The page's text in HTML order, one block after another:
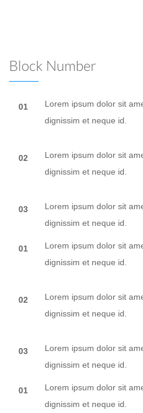
Block Number
01
Lorem ipsum dolor sit
dignissim et neque id.
02
Lorem ipsum dolor sit
dignissim et neque id.
03
Lorem ipsum dolor sit
dignissim et neque id.
01
Lorem ipsum dolor sit
dignissim et neque id.
02
Lorem ipsum dolor sit
dignissim et neque id.
03
Lorem ipsum dolor sit
dignissim et neque id.
01
Lorem ipsum dolor sit
dignissim et neque id.